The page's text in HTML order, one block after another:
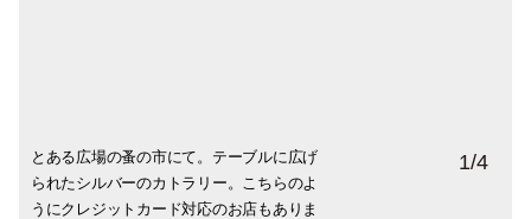
とある広場の蚤の市にて。テーブルに広げ
られたシルバーのカトラリー。こちらのよ
うにクレジットカード対応のお店もありま
コレクターもいるというフェーブ（ガレッ
トデロワの中に入った陶器の人形）は未使
用のBOX入り。この後別のお店で使用済み
本や図鑑専門のお店もあります。かなり綺
麗な状態で出されていました。
古いキーホルダーを見つけたマダム。「ど
うやって付けたらいいの？」と店主に訊ね
ているところ。
1/4